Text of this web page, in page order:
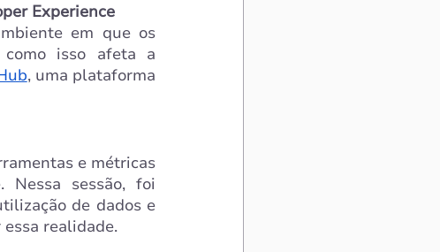
Experience
em que os
como isso afeta a
, uma plataforma
e métricas
Nessa sessão, foi
de dados e
realidade.